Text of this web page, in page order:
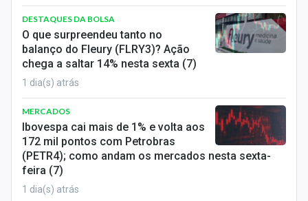
DESTAQUES DA BOLSA
O que surpreendeu tanto no
balanço do Fleury (FLRY3)? Ação
chega a saltar 14% nesta sexta (7)
1 dia(s) atrás
MERCADOS
Ibovespa cai mais de 1% e volta aos
172 mil pontos com Petrobras
(PETR4); como andam os mercados nesta sexta-
feira (7)
1 dia(s) atrás